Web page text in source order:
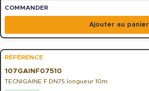
Ajouter au panier
107GAINF07510
TECNIGAINE F DN75 longueur 10m